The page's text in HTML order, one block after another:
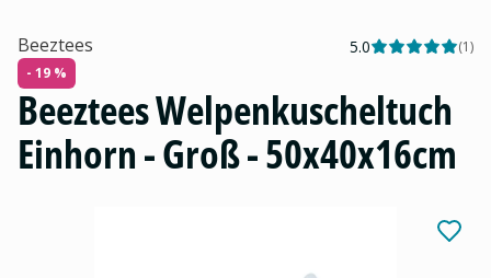
Beeztees 5.0 (1)
- 19 %
Beeztees Welpenkuscheltuch
Einhorn - Groß - 50x40x16cm